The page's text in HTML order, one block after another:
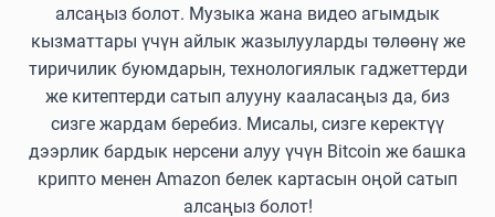
алсаңыз болот. Музыка жана видео агымдык
кызматтары үчүн айлык жазылууларды төлөөнү же
тиричилик буюмдарын, технологиялык гаджеттерди
же китептерди сатып алууну кааласаңыз да, биз
сизге жардам беребиз. Мисалы, сизге керектүү
дээрлик бардык нерсени алуу үчүн Bitcoin же башка
крипто менен Amazon белек картасын оңой сатып
алсаңыз болот!